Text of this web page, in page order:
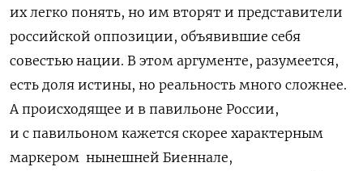
их легко понять, но им вторят и представители
российской оппозиции, объявившие себя
совестью нации. В этом аргументе, разумеется,
есть доля истины, но реальность много сложнее.
А происходящее и в павильоне России,
и с павильоном кажется скорее характерным
маркером нынешней Биеннале,